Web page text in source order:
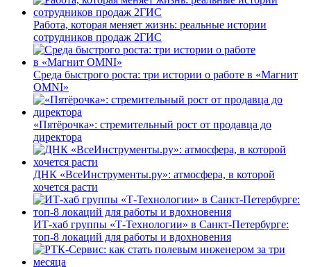
Работа, которая меняет жизнь: реальные истории
сотрудников продаж 2ГИС
Среда быстрого роста: три истории о работе в «Магнит
OMNI»
«Пятёрочка»: стремительный рост от продавца до
директора
ДНК «ВсеИнструменты.ру»: атмосфера, в которой
хочется расти
ИТ-хаб группы «Т-Технологии» в Санкт-Петербурге:
топ-8 локаций для работы и вдохновения